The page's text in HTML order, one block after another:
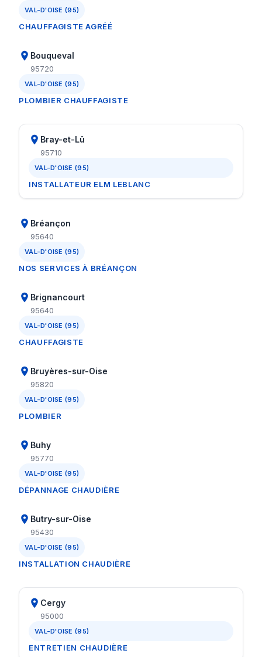
VAL-D'OISE (95)
CHAUFFAGISTE AGRÉÉ
Bouqueval
95720
VAL-D'OISE (95)
PLOMBIER CHAUFFAGISTE
Bray-et-Lû
95710
VAL-D'OISE (95)
INSTALLATEUR ELM LEBLANC
Bréançon
95640
VAL-D'OISE (95)
NOS SERVICES À BRÉANÇON
Brignancourt
95640
VAL-D'OISE (95)
CHAUFFAGISTE
Bruyères-sur-Oise
95820
VAL-D'OISE (95)
PLOMBIER
Buhy
95770
VAL-D'OISE (95)
DÉPANNAGE CHAUDIÈRE
Butry-sur-Oise
95430
VAL-D'OISE (95)
INSTALLATION CHAUDIÈRE
Cergy
95000
VAL-D'OISE (95)
ENTRETIEN CHAUDIÈRE